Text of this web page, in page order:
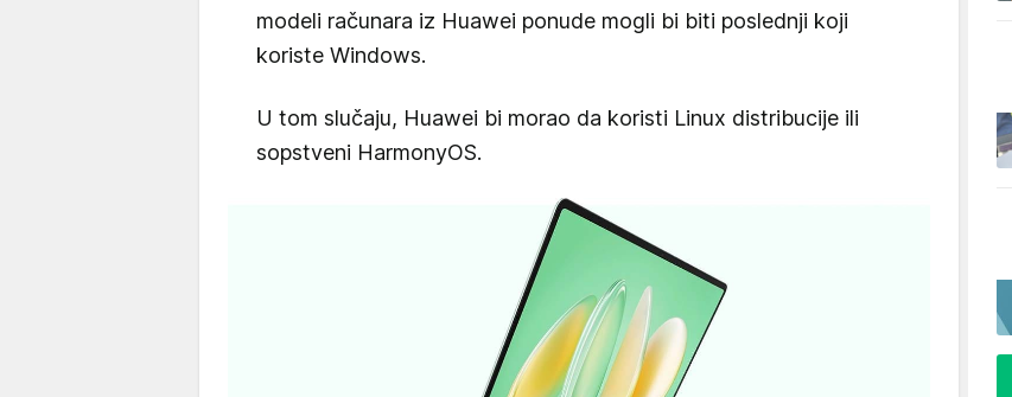
modeli računara iz Huawei ponude mogli bi biti poslednji koji
koriste Windows.
U tom slučaju, Huawei bi morao da koristi Linux distribucije ili
sopstveni HarmonyOS.